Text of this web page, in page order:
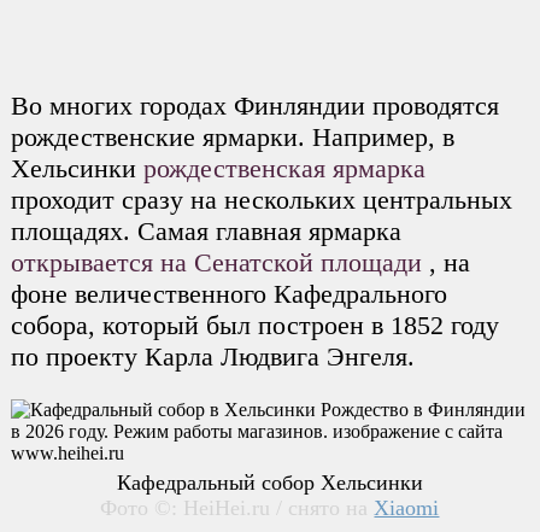
Во многих городах Финляндии проводятся
рождественские ярмарки. Например, в
Хельсинки рождественская ярмарка
проходит сразу на нескольких центральных
площадях. Самая главная ярмарка
открывается на Сенатской площади , на
фоне величественного Кафедрального
собора, который был построен в 1852 году
по проекту Карла Людвига Энгеля.
Кафедральный собор Хельсинки
Фото ©: HeiHei.ru / снято наXiaomi